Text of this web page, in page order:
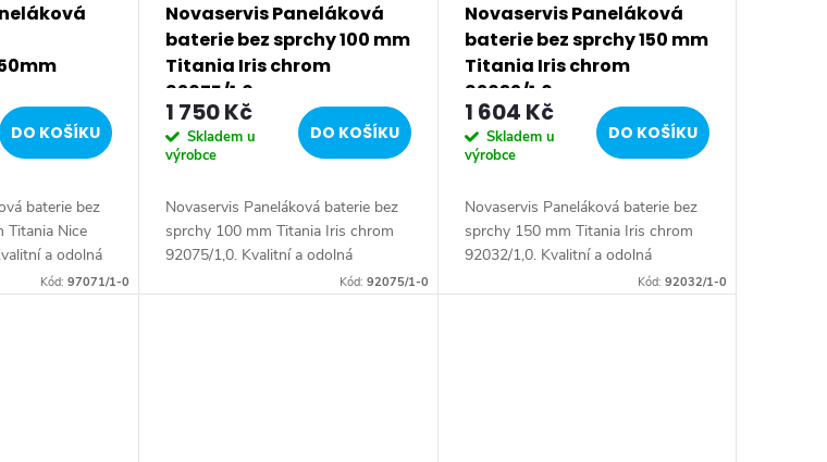
DO KOŠÍKU
baterie bez
Titania Nice
a odolná
mm sKód:97071/1-0
Novaservis Paneláková
baterie bez sprchy 100 mm
Titania Iris chrom
92075/1,0
1 750 Kč
Skladem u
výrobce
DO KOŠÍKU
Novaservis Paneláková baterie bez
sprchy 100 mm Titania Iris chrom
92075/1,0. Kvalitní a odolná
keramická kartuše 35 mm sKód: 92075/1-0
Novaservis Paneláková
baterie bez sprchy 150 mm
Titania Iris chrom
92032/1,0
1 604 Kč
Skladem u
výrobce
DO KOŠÍKU
Novaservis Paneláková baterie bez
sprchy 150 mm Titania Iris chrom
92032/1,0. Kvalitní a odolná
keramická kartuše 35 mm sKód: 92032/1-0